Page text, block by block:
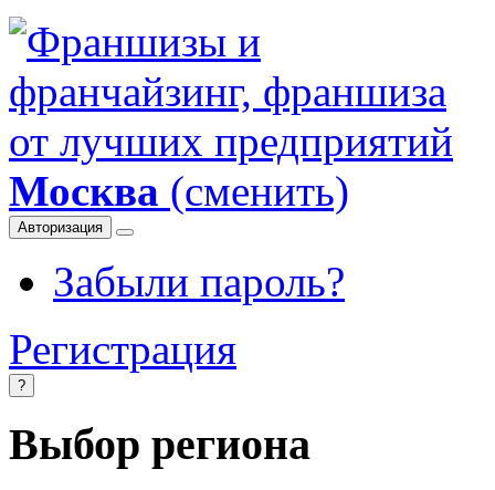
Москва (сменить)
Авторизация
Забыли пароль?
Регистрация
?
Выбор региона